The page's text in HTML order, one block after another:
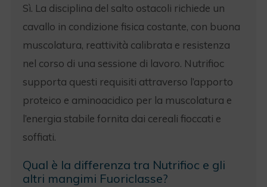
Sì. La disciplina del salto ostacoli richiede un
cavallo in condizione fisica costante, con buona
muscolatura, reattività calibrata e resistenza
nel corso di una sessione di lavoro. Nutrifioc
supporta questi requisiti attraverso l’apporto
proteico e aminoacidico per la muscolatura e
l’energia stabile fornita dai cereali fioccati e
soffiati.
Qual è la differenza tra Nutrifioc e gli
altri mangimi Fuoriclasse?